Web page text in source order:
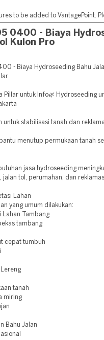
to be added to
0400 - Biaya
Kulon Pro
- Biaya Hydroseeding Bahu
Pillar untuk Info🌿 Hydroseeding
untuk stabilisasi tanah dan
menutup permukaan tanah
jasa hydroseeding
jalan tol, perumahan, dan
Lahan
yang umum dilakukan:
Tambang
tambang
cepat tumbuh
tanah
miring
Bahu Jalan